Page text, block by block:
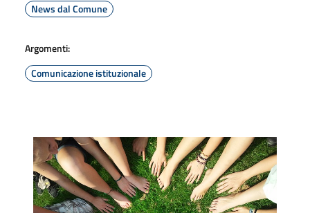
News dal Comune
Argomenti:
Comunicazione istituzionale